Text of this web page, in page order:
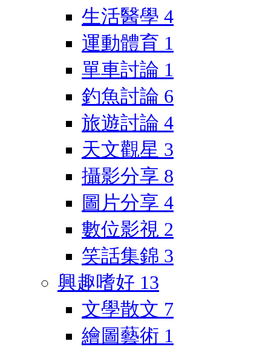
生活醫學 4
運動體育 1
單車討論 1
釣魚討論 6
旅遊討論 4
天文觀星 3
攝影分享 8
圖片分享 4
數位影視 2
笑話集錦 3
興趣嗜好 13
文學散文 7
繪圖藝術 1